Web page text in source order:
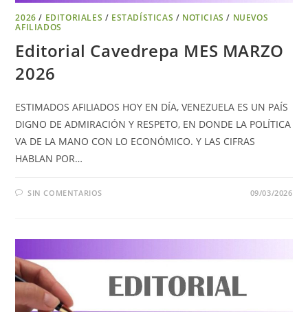
2026 / EDITORIALES / ESTADÍSTICAS / NOTICIAS / NUEVOS
AFILIADOS
Editorial Cavedrepa MES MARZO
2026
ESTIMADOS AFILIADOS HOY EN DÍA, VENEZUELA ES UN PAÍS
DIGNO DE ADMIRACIÓN Y RESPETO, EN DONDE LA POLÍTICA
VA DE LA MANO CON LO ECONÓMICO. Y LAS CIFRAS
HABLAN POR…
SIN COMENTARIOS 09/03/2026